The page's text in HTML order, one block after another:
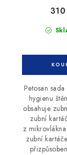
310
Petosan
hygienu
obsahuje
zubní
z
zubní